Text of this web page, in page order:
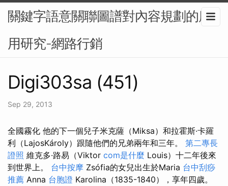
關鍵字語意關聯圖譜對內容規劃的應
用研究-網路行銷
Digi303sa (451)
Sep 29, 2013
全國霧化 他的下一個兒子米克薩（Miksa）和拉霍斯·卡羅
利（LajosKároly）跟隨他們的兄弟兩年和三年。 第二專長
證照 維克多·路易（Viktor com是什麼 Louis）十二年後來
到世界上。 台中按摩 Zsófia的女兒出生於Maria 台中刮痧
推薦 Anna 台胞證 Karolina（1835-1840），享年四歲。